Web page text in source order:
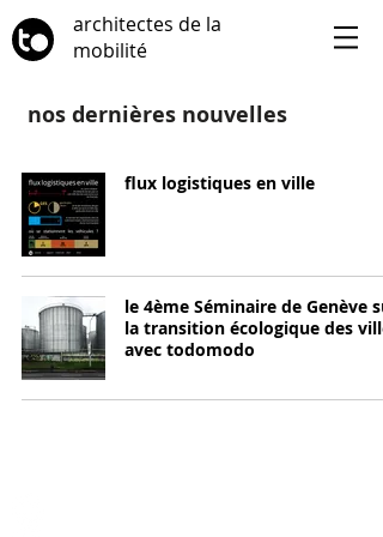
architectes de la
mobilité
nos dernières nouvelles
flux logistiques en ville
le 4ème Séminaire de Genève
la transition écologique des
avec todomodo